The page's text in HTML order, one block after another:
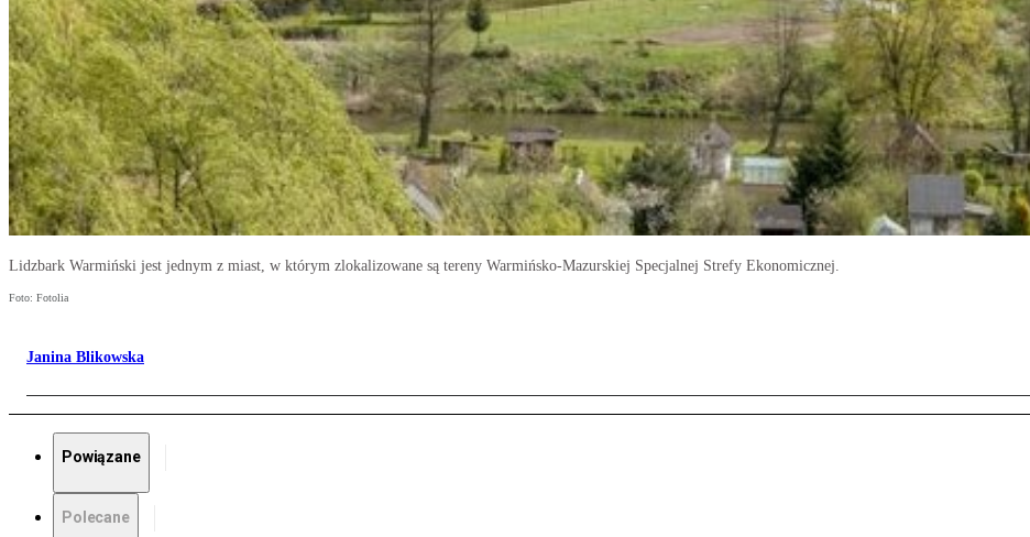
Lidzbark Warmiński jest jednym z miast, w którym zlokalizowane są tereny Warmińsko-Mazurskiej Specjalnej Strefy Ekonomicznej.
Foto: Fotolia
Janina Blikowska
Powiązane
Polecane